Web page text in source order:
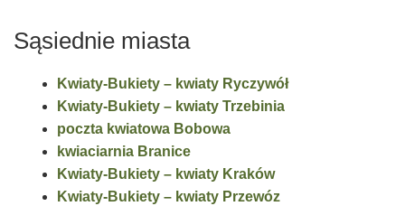
Sąsiednie miasta
Kwiaty-Bukiety – kwiaty Ryczywół
Kwiaty-Bukiety – kwiaty Trzebinia
poczta kwiatowa Bobowa
kwiaciarnia Branice
Kwiaty-Bukiety – kwiaty Kraków
Kwiaty-Bukiety – kwiaty Przewóz